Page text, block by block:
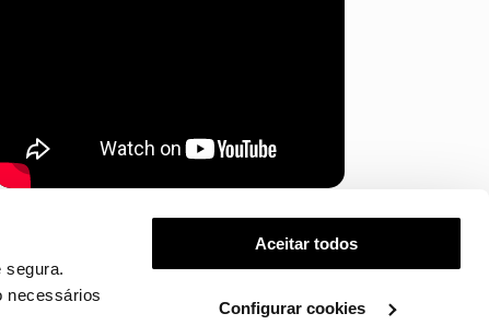
segura.
necessários
Aceitar todos
Configurar cookies